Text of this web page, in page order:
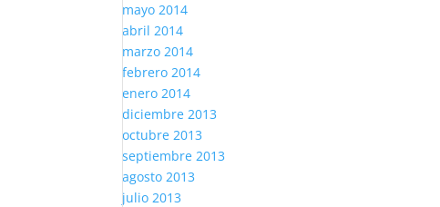
mayo 2014
abril 2014
marzo 2014
febrero 2014
enero 2014
diciembre 2013
octubre 2013
septiembre 2013
agosto 2013
julio 2013